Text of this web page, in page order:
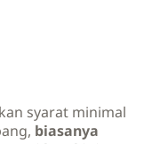
syarat minimal
biasanya